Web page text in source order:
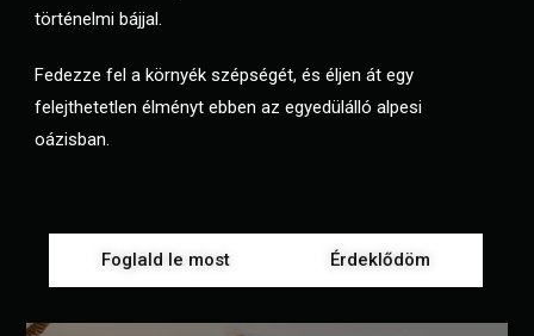
történelmi bájjal.
Fedezze fel a környék szépségét, és éljen át egy
felejthetetlen élményt ebben az egyedülálló alpesi
oázisban.
Foglald le most Érdeklődöm